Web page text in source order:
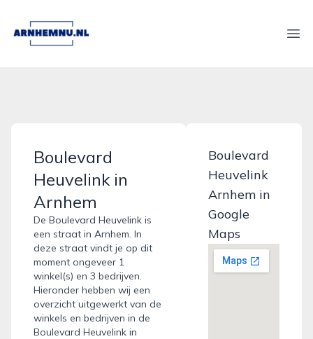
arnhemnu.nl
Boulevard
Heuvelink in
Arnhem
De Boulevard Heuvelink is
een straat in Arnhem. In
deze straat vindt je op dit
moment ongeveer 1
winkel(s) en 3 bedrijven.
Hieronder hebben wij een
overzicht uitgewerkt van de
winkels en bedrijven in de
Boulevard Heuvelink in
Boulevard
Heuvelink
Arnhem in
Google
Maps